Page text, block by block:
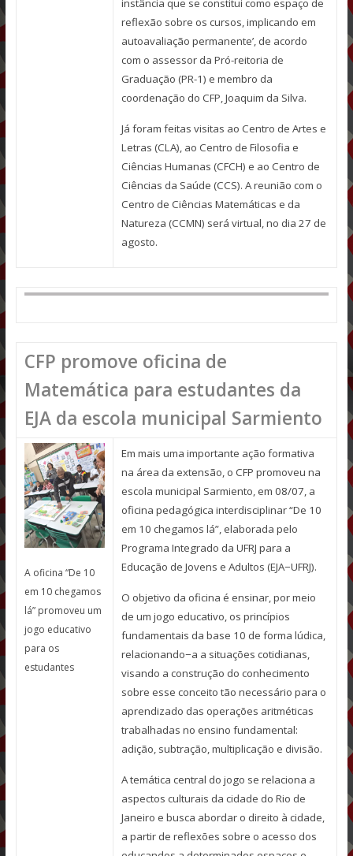
instância que se constitui como espaço de
reflexão sobre os cursos, implicando em
autoavaliação permanente’, de acordo
com o assessor da Pró-reitoria de
Graduação (PR-1) e membro da
coordenação do CFP, Joaquim da Silva.
Já foram feitas visitas ao Centro de Artes e
Letras (CLA), ao Centro de Filosofia e
Ciências Humanas (CFCH) e ao Centro de
Ciências da Saúde (CCS). A reunião com o
Centro de Ciências Matemáticas e da
Natureza (CCMN) será virtual, no dia 27 de
agosto.
CFP promove oficina de
Matemática para estudantes da
EJA da escola municipal Sarmiento
A oficina “De 10
em 10 chegamos
lá” promoveu um
jogo educativo
para os
estudantes
Em mais uma importante ação formativa
na área da extensão, o CFP promoveu na
escola municipal Sarmiento, em 08/07, a
oficina pedagógica interdisciplinar “De 10
em 10 chegamos lá”, elaborada pelo
Programa Integrado da UFRJ para a
Educação de Jovens e Adultos (EJA−UFRJ).
O objetivo da oficina é ensinar, por meio
de um jogo educativo, os princípios
fundamentais da base 10 de forma lúdica,
relacionando−a a situações cotidianas,
visando a construção do conhecimento
sobre esse conceito tão necessário para o
aprendizado das operações aritméticas
trabalhadas no ensino fundamental:
adição, subtração, multiplicação e divisão.
A temática central do jogo se relaciona a
aspectos culturais da cidade do Rio de
Janeiro e busca abordar o direito à cidade,
a partir de reflexões sobre o acesso dos